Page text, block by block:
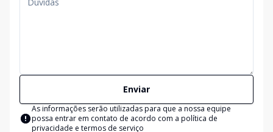
Enviar
As informações serão utilizadas para que a nossa equipe
possa entrar em contato de acordo com a política de
privacidade e termos de serviço